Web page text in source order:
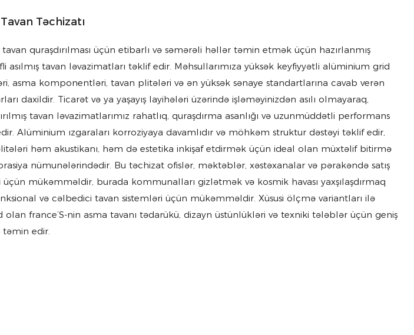
Təchizatı
tavan quraşdırılması üçün etibarlı və səmərəli həllər təmin etmək üçün hazırlanmış
asılmış tavan ləvazimatları təklif edir. Məhsullarımıza yüksək keyfiyyətli alüminium grid
asma komponentləri, tavan plitələri və ən yüksək sənaye standartlarına cavab verən
daxildir. Ticarət və ya yaşayış layihələri üzərində işləməyinizdən asılı olmayaraq,
tavan ləvazimatlarımız rahatlıq, quraşdırma asanlığı və uzunmüddətli performans
Alüminium ızgaraları korroziyaya davamlıdır və möhkəm struktur dəstəyi təklif edir,
həm akustikanı, həm də estetika inkişaf etdirmək üçün ideal olan müxtəlif bitirmə
nümunələrindədir. Bu təchizat ofislər, məktəblər, xəstəxanalar və pərakəndə satış
üçün mükəmməldir, burada kommunalları gizlətmək və kosmik havası yaxşılaşdırmaq
və cəlbedici tavan sistemləri üçün mükəmməldir. Xüsusi ölçmə variantları ilə
olan france’S-nin asma tavanı tədarükü, dizayn üstünlükləri və texniki tələblər üçün geniş
təmin edir.